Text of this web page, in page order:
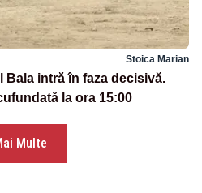
Stoica Marian
Bala intră în faza decisivă.
la ora 15:00
Multe